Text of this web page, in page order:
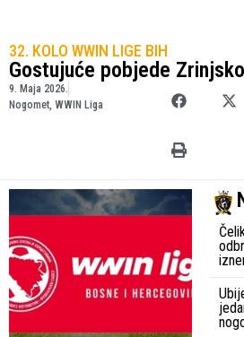
32. KOLO WWIN LIGE BIH
Gostujuće pobjede
9. Maja 2026.
Nogomet, WWIN Liga